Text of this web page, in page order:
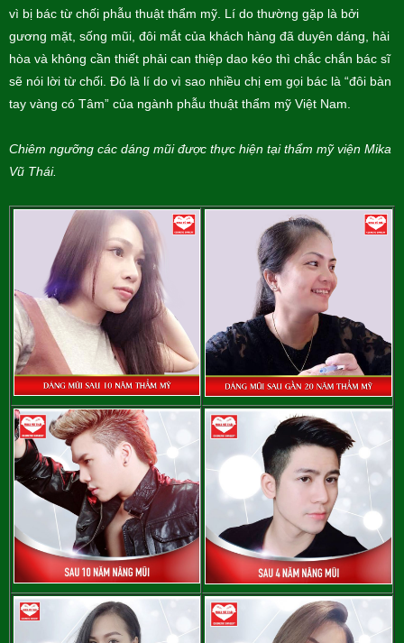
vì bị bác từ chối phẫu thuật thẩm mỹ. Lí do thường gặp là bởi
gương mặt, sống mũi, đôi mắt của khách hàng đã duyên dáng, hài
hòa và không cần thiết phải can thiệp dao kéo thì chắc chắn bác sĩ
sẽ nói lời từ chối. Đó là lí do vì sao nhiều chị em gọi bác là “đôi bàn
tay vàng có Tâm” của ngành phẫu thuật thẩm mỹ Việt Nam.
Chiêm ngưỡng các dáng mũi được thực hiện tại thẩm mỹ viện Mika
Vũ Thái.